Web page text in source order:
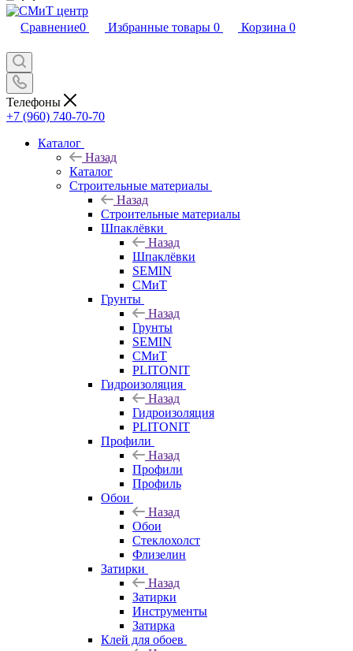
Сравнение0 Избранные товары 0 Корзина 0
Телефоны
+7 (960) 740-70-70
Каталог
Назад
Каталог
Строительные материалы
Назад
Строительные материалы
Шпаклёвки
Назад
Шпаклёвки
SEMIN
СМиТ
Грунты
Назад
Грунты
SEMIN
СМиТ
PLITONIT
Гидроизоляция
Назад
Гидроизоляция
PLITONIT
Профили
Назад
Профили
Профиль
Обои
Назад
Обои
Стеклохолст
Флизелин
Затирки
Назад
Затирки
Инструменты
Затирка
Клей для обоев